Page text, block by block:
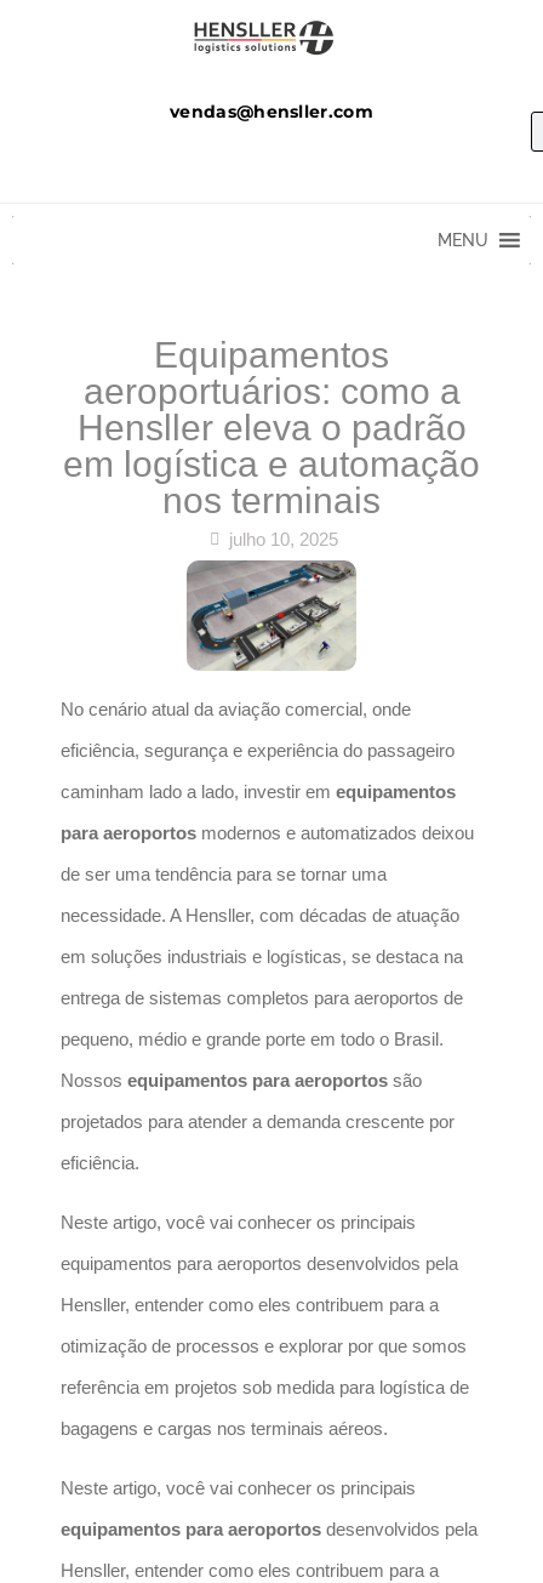
vendas@hensller.com
MENU
Equipamentos
aeroportuários: como a
Hensller eleva o padrão
em logística e automação
nos terminais
julho 10, 2025
No cenário atual da aviação comercial, onde
eficiência, segurança e experiência do passageiro
caminham lado a lado, investir em equipamentos
para aeroportos modernos e automatizados deixou
de ser uma tendência para se tornar uma
necessidade. A Hensller, com décadas de atuação
em soluções industriais e logísticas, se destaca na
entrega de sistemas completos para aeroportos de
pequeno, médio e grande porte em todo o Brasil.
Nossos equipamentos para aeroportos são
projetados para atender a demanda crescente por
eficiência.
Neste artigo, você vai conhecer os principais
equipamentos para aeroportos desenvolvidos pela
Hensller, entender como eles contribuem para a
otimização de processos e explorar por que somos
referência em projetos sob medida para logística de
bagagens e cargas nos terminais aéreos.
Neste artigo, você vai conhecer os principais
equipamentos para aeroportos desenvolvidos pela
Hensller, entender como eles contribuem para a